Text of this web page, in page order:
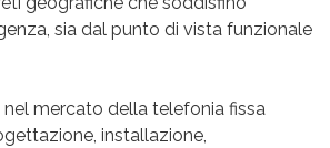
sia dal punto di vista funzionale
nel mercato della telefonia fissa
installazione,